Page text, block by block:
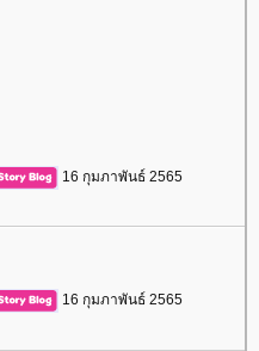
16 กุมภาพันธ์ 2565
16 กุมภาพันธ์ 2565